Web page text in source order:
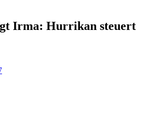
Irma: Hurrikan steuert